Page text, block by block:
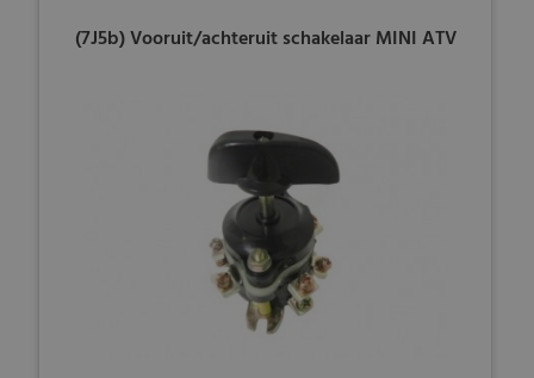
(7J5b) Vooruit/achteruit schakelaar MINI ATV